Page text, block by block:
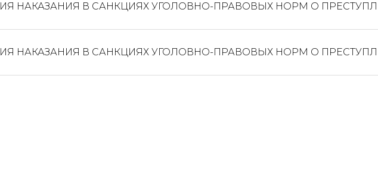
НАКАЗАНИЯ В САНКЦИЯХ УГОЛОВНО-ПРАВОВЫХ НОРМ О
НАКАЗАНИЯ В САНКЦИЯХ УГОЛОВНО-ПРАВОВЫХ НОРМ О